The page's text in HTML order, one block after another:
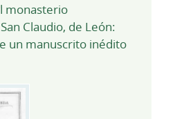
monasterio
Claudio, de León:
un manuscrito inédito